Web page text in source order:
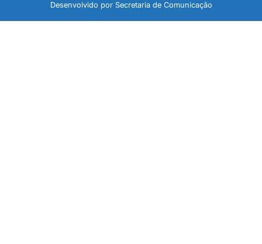
Desenvolvido por Secretaria de Comunicação